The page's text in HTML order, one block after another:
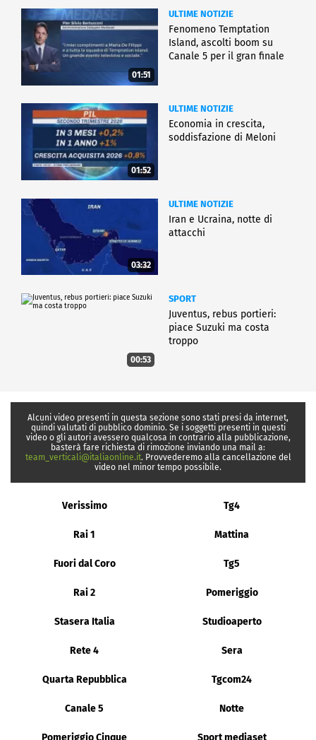
01:51
ULTIME NOTIZIE
Fenomeno Temptation
Island, ascolti boom su
Canale 5 per il gran finale
01:52
ULTIME NOTIZIE
Economia in crescita,
soddisfazione di Meloni
03:32
ULTIME NOTIZIE
Iran e Ucraina, notte di
attacchi
00:53
SPORT
Juventus, rebus portieri:
piace Suzuki ma costa
troppo
Alcuni video presenti in questa sezione sono stati presi da internet,
quindi valutati di pubblico dominio. Se i soggetti presenti in questi
video o gli autori avessero qualcosa in contrario alla pubblicazione,
basterà fare richiesta di rimozione inviando una mail a:
team_verticali@italiaonline.it. Provvederemo alla cancellazione del
video nel minor tempo possibile.
Verissimo Tg4
Rai 1 Mattina
Fuori dal Coro Tg5
Rai 2 Pomeriggio
Stasera Italia Studioaperto
Rete 4 Sera
Quarta Repubblica Tgcom24
Canale 5 Notte
Pomeriggio Cinque Sport mediaset